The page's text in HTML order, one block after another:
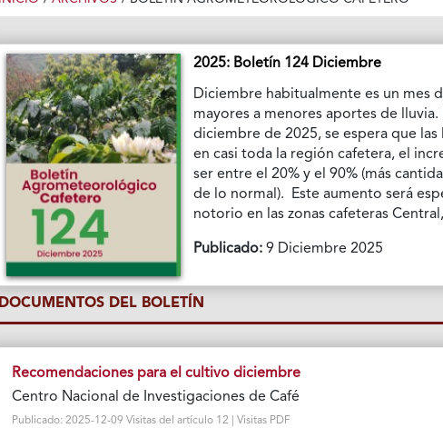
2025: Boletín 124 Diciembre
Diciembre habitualmente es un mes
mayores a menores aportes de lluvia.
diciembre de 2025, se espera que las
en casi toda la región cafetera, el
ser entre el 20% y el 90% (más
de lo normal). Este aumento será
notorio en las zonas cafeteras
Publicado: 9 Diciembre 2025
DOCUMENTOS DEL BOLETÍN
Recomendaciones para el cultivo diciembre
Centro Nacional de Investigaciones de Café
Publicado: 2025-12-09 Visitas del artículo 12 | Visitas PDF